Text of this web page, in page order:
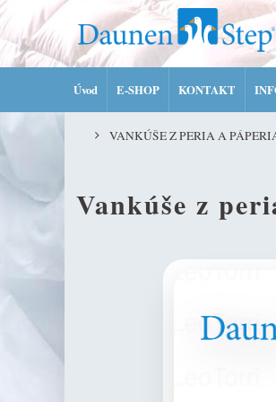
Úvod E-SHOP KONTAKT
VANKÚŠE Z PERIA A
Vankúše z